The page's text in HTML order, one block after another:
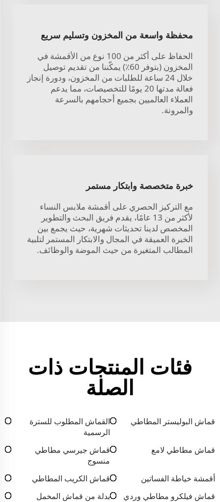
محفظة واسعة من المخزون وتسليم سريع
الحفاظ على أكثر من 100 نوع من الأقمشة في
المخزون (بتوفر 60٪) يمكّننا من تقديم توصيل
خلال 24 ساعة للطلبات من المخزون، ودورة إنجاز
فعالة مدتها 20 يومًا للتخصيصات، مما يدعم
العملاء العالميين بجميع أحجامهم بالسرعة
والمرونة.
خبرة متخصصة وابتكار مستمر
مع التركيز الحصري على أقمشة ملابس النساء
لأكثر من 13 عامًا، يقدم فريق البحث والتطوير
المخصص لدينا تحديثات شهرية، حيث يجمع بين
الخبرة العميقة في المجال والابتكار المستمر لتلبية
المطالب المتغيرة من حيث الموضة والوظائف.
فئات المنتجات ذات
الصلة
قماش البوليستر المطاطي
القماش المطلوب للسترة
الرسمية
قماش مطاطي لامع
قماش جيرسي مطاطي
منسوج
أقمشة خياطة الفساتين
قماش الكريب المطاطي
قماش فيلكرو مطاطي وردي
بدلة من قماش المخمل